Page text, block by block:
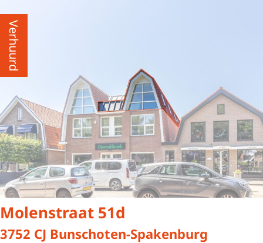
Verhuurd
Molenstraat 51d
3752 CJ Bunschoten-Spakenburg